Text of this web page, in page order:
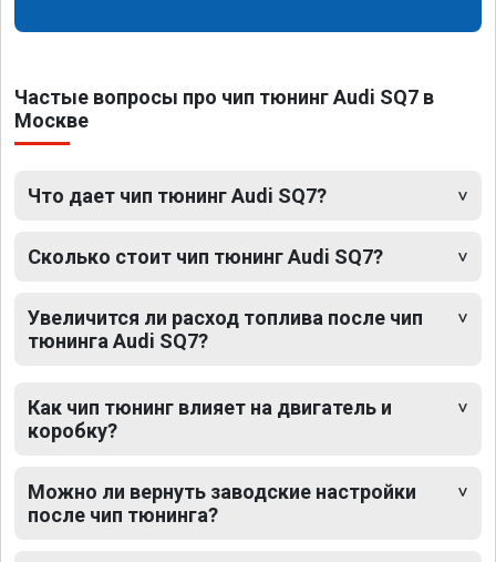
Частые вопросы про чип тюнинг Audi SQ7 в
Москве
Что дает чип тюнинг Audi SQ7?
Сколько стоит чип тюнинг Audi SQ7?
Увеличится ли расход топлива после чип
тюнинга Audi SQ7?
Как чип тюнинг влияет на двигатель и
коробку?
Можно ли вернуть заводские настройки
после чип тюнинга?